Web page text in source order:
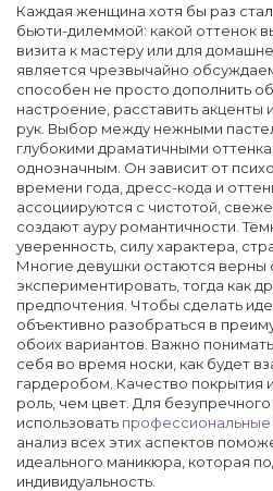
Каждая женщина хотя бы раз
бьюти-дилеммой: какой оттенок
визита к мастеру или для
является чрезвычайно
способен не просто дополнить
настроение, расставить
рук. Выбор между нежными
глубокими драматичными
однозначным. Он зависит от
времени года, дресс-кода и
ассоциируются с чистотой,
создают ауру романтичности.
уверенность, силу характера,
Многие девушки остаются верны
экспериментировать, тогда как
предпочтения. Чтобы сделать
объективно разобраться в
обоих вариантов. Важно
себя во время носки, как будет
гардеробом. Качество покрытия
роль, чем цвет. Для
использовать
анализ всех этих аспектов
идеального маникюра, которая
индивидуальность.